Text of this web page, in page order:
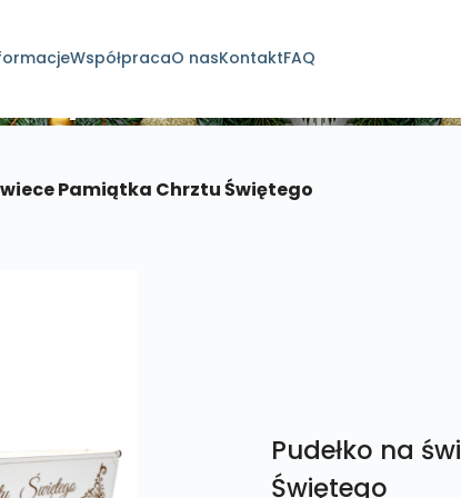
WspółpracaO nasKontaktFAQ
Pamiątka Chrztu Świętego
Pudełko na
Świętego